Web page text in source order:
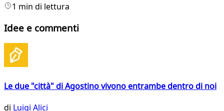
1 min di lettura
Idee e commenti
Le due "città" di Agostino vivono entrambe dentro di noi
di Luigi Alici